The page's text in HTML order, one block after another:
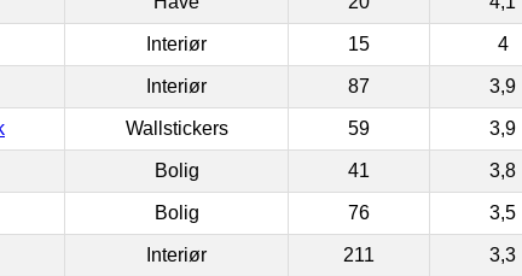
Interiør 15 4
Interiør 87 3,9
Wallstickers 59 3,9
Bolig 41 3,8
Bolig 76 3,5
Interiør 211 3,3